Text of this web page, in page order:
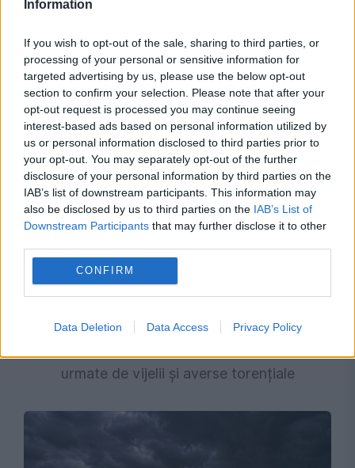
Information
If you wish to opt-out of the sale, sharing to third parties, or
processing of your personal or sensitive information for
targeted advertising by us, please use the below opt-out
section to confirm your selection. Please note that after your
opt-out request is processed you may continue seeing
interest-based ads based on personal information utilized by
us or personal information disclosed to third parties prior to
your opt-out. You may separately opt-out of the further
disclosure of your personal information by third parties on the
IAB’s list of downstream participants. This information may
also be disclosed by us to third parties on the IAB’s List of
Downstream Participants that may further disclose it to other
CONFIRM
Data Deletion Data Access Privacy Policy
Juridică și de Mediu. Tensiuni între AUR și
USR din cauza termenilor din proiect
VREMEA
Prognoza meteo, 6 august. Valul de căldură se
urmate de vijelii și averse torențiale